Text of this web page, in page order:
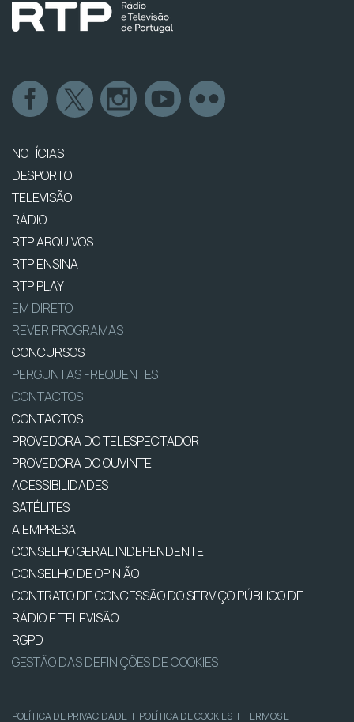
NOTÍCIAS
DESPORTO
TELEVISÃO
RÁDIO
RTP ARQUIVOS
RTP ENSINA
RTP PLAY
EM DIRETO
REVER PROGRAMAS
CONCURSOS
PERGUNTAS FREQUENTES
CONTACTOS
CONTACTOS
PROVEDORA DO TELESPECTADOR
PROVEDORA DO OUVINTE
ACESSIBILIDADES
SATÉLITES
A EMPRESA
CONSELHO GERAL INDEPENDENTE
CONSELHO DE OPINIÃO
CONTRATO DE CONCESSÃO DO SERVIÇO PÚBLICO DE
RÁDIO E TELEVISÃO
RGPD
GESTÃO DAS DEFINIÇÕES DE COOKIES
POLÍTICA DE PRIVACIDADE | POLÍTICA DE COOKIES | TERMOS E